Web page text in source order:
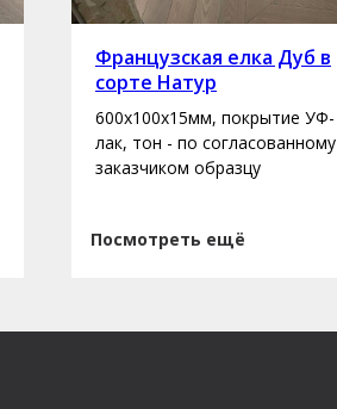
Французская елка Дуб в
сорте Натур
600х100х15мм, покрытие УФ-
лак, тон - по согласованному
заказчиком образцу
Посмотреть ещё